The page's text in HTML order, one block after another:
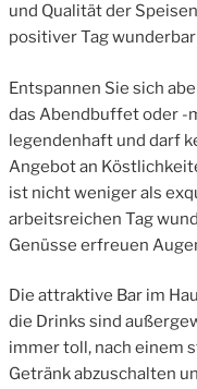
und Qualität der
positiver Tag
Entspannen Sie sich
das Abendbuffet oder -
legendenhaft und darf
Angebot an
ist nicht weniger als
arbeitsreichen Tag
Genüsse erfreuen
Die attraktive Bar im
die Drinks sind
immer toll, nach einem
Getränk abzuschalten